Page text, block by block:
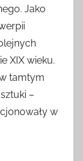
Jako
XIX wieku.
tamtym
–
w